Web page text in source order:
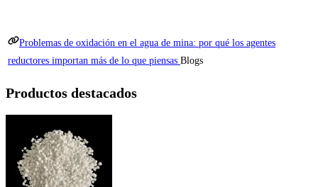
Problemas de oxidación en el agua de mina: por qué los agentes
reductores importan más de lo que piensas Blogs
Productos destacados